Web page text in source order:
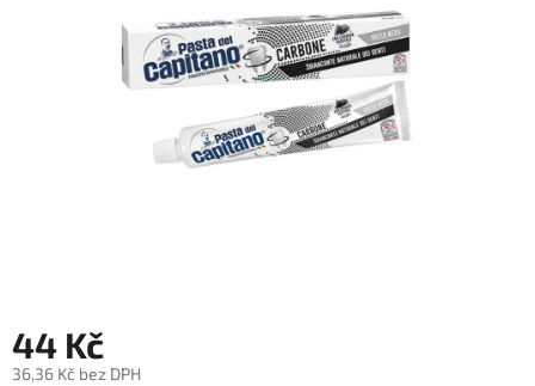
hvězdiček.
44 Kč
36,36 Kč bez DPH